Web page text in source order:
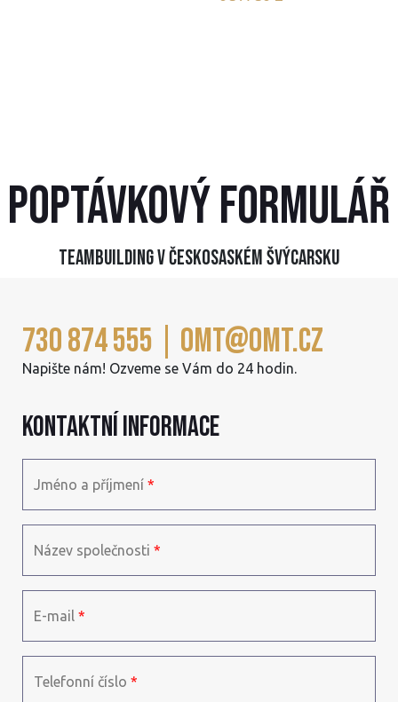
Poptávkový formulář
Teambuilding v Českosaském Švýcarsku
Kontaktní informace
730 874 555 | omt@omt.cz
Napište nám! Ozveme se Vám do 24 hodin.
Jméno a příjmení *
Název společnosti *
E-mail *
Telefonní číslo *